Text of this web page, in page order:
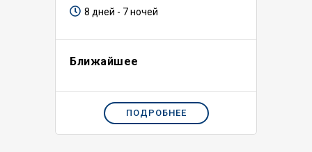
8 дней - 7 ночей
Ближайшее
ПОДРОБНЕЕ